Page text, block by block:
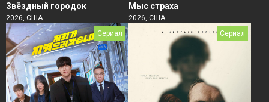
Звёздный городок
2026, США
Мыс страха
2026, США
Сериал
Сериал